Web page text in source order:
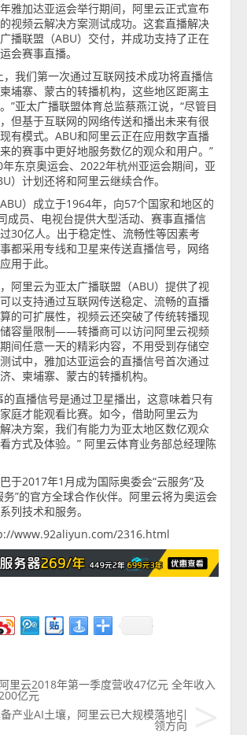
雅加达亚运会举行期间，阿里云正式宣布
视频云解决方案测试成功。这套直播解决
播联盟（ABU）交付，并成功支持了正在
会赛事直播。
，我们第一次通过互联网技术成功将直播信
埔寨、蒙古的转播机构，这些地区距离主
”亚太广播联盟体育总监蔡燕江说，“尽管目
但基于互联网的网络传送和播出未来有很
有模式。ABU和阿里云正在应用数字直播
的赛事中更好地服务数亿的观众和用户。”
东京奥运会、2022年杭州亚运会期间，亚
）计划还将和阿里云继续合作。
）成立于1964年，向57个国家和地区的
成员、电视台提供大型活动、赛事直播信
30亿人。出于稳定性、流畅性等因素考
都采用专线和卫星来传送直播信号，网络
用于此。
阿里云为亚太广播联盟（ABU）提供了视
以支持通过互联网传送稳定、流畅的直播
的可扩展性，视频云还突破了传统转播现
容量限制——转播商可以访问阿里云视频
间任意一天的精彩内容，不用受到存储空
试中，雅加达亚运会的直播信号首次通过
、柬埔寨、蒙古的转播机构。
的直播信号是通过卫星播出，这意味着只有
庭才能观看比赛。如今，借助阿里云为
决方案，我们有能力为亚太地区数亿观众
方式及体验。” 阿里云体育业务部总经理陈
于2017年1月成为国际奥委会“云服务”及
务”的官方全球合作伙伴。阿里云将为奥运会
列技术和服务。
www.92aliyun.com/2316.html
阿里云2018年第一季度营收47亿元 全年收入
亿元
产业AI土壤，阿里云已大规模落地引
领方向